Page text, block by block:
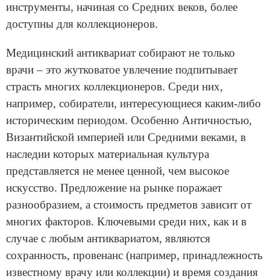
инструменты, начиная со Средних веков, более
доступны для коллекционеров.
Медицинский антиквариат собирают не только
врачи – это жутковатое увлечение подпитывает
страсть многих коллекционеров. Среди них,
например, собиратели, интересующиеся каким-либо
историческим периодом. Особенно Античностью,
Византийской империей или Средними веками, в
наследии которых материальная культура
представляется не менее ценной, чем высокое
искусство. Предложение на рынке поражает
разнообразием, а стоимость предметов зависит от
многих факторов. Ключевыми среди них, как и в
случае с любым антиквариатом, являются
сохранность, провенанс (например, принадлежность
известному врачу или коллекции) и время создания